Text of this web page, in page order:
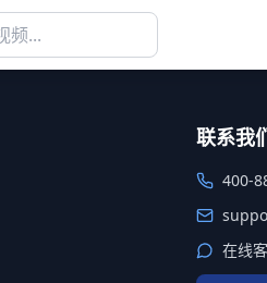
联系我
400-
在线